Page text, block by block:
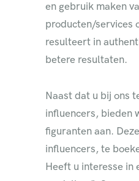
en gebruik maken
producten/services
resulteert in
betere resultaten.
Naast dat u bij ons
influencers, bieden
figuranten aan.
influencers, te
Heeft u interesse in